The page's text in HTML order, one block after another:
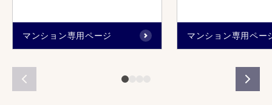
マンション専用ページ マンション専用ペー